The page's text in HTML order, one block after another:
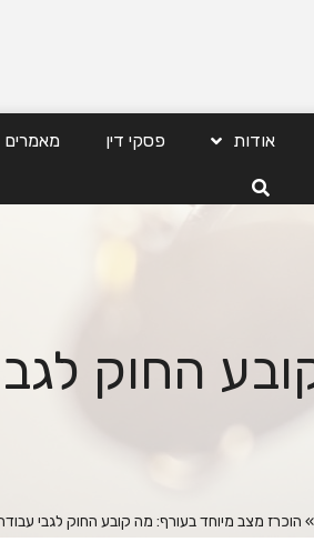
אודות פסקי דין מאמרים
החוק
» הוכרז מצב מיוחד בעורף: מה קובע החוק לגבי